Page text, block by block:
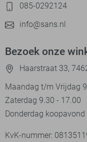
085-0292124
info@sans.nl
Bezoek onze
Haarstraat 33,
Maandag t/m Vrijdag
Zaterdag 9.30 - 17.00
Donderdag
KvK-nummer: